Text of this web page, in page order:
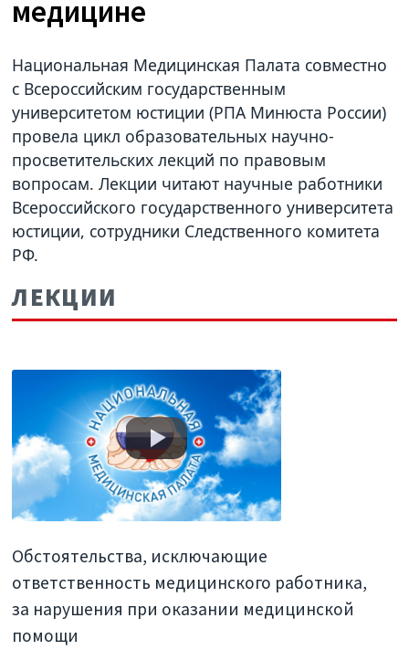
медицине
Национальная Медицинская Палата совместно
с Всероссийским государственным
университетом юстиции (РПА Минюста России)
провела цикл образовательных научно-
просветительских лекций по правовым
вопросам. Лекции читают научные работники
Всероссийского государственного университета
юстиции, сотрудники Следственного комитета
РФ.
ЛЕКЦИИ
Обстоятельства, исключающие
ответственность медицинского работника,
за нарушения при оказании медицинской
помощи